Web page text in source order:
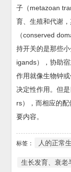
子（metazoan
育、生殖和代谢
（conserved
持开关的是那些
igands），协助
作用就像生物钟
决定性作用。但
rs），而相应的
要内容。
标签： 人的正常
生长发育、衰老